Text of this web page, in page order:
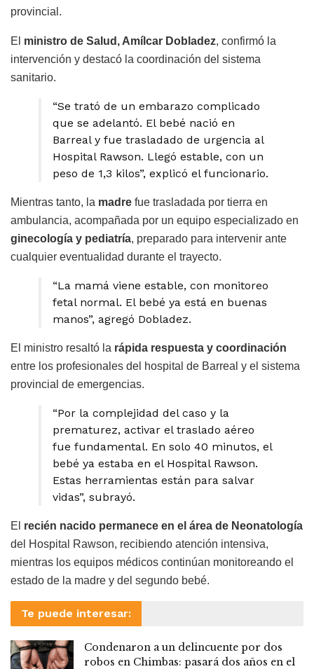
provincial.
El ministro de Salud, Amílcar Dobladez, confirmó la
intervención y destacó la coordinación del sistema
sanitario.
“Se trató de un embarazo complicado
que se adelantó. El bebé nació en
Barreal y fue trasladado de urgencia al
Hospital Rawson. Llegó estable, con un
peso de 1,3 kilos”, explicó el funcionario.
Mientras tanto, la madre fue trasladada por tierra en
ambulancia, acompañada por un equipo especializado en
ginecología y pediatría, preparado para intervenir ante
cualquier eventualidad durante el trayecto.
“La mamá viene estable, con monitoreo
fetal normal. El bebé ya está en buenas
manos”, agregó Dobladez.
El ministro resaltó la rápida respuesta y coordinación
entre los profesionales del hospital de Barreal y el sistema
provincial de emergencias.
“Por la complejidad del caso y la
prematurez, activar el traslado aéreo
fue fundamental. En solo 40 minutos, el
bebé ya estaba en el Hospital Rawson.
Estas herramientas están para salvar
vidas”, subrayó.
El recién nacido permanece en el área de Neonatología
del Hospital Rawson, recibiendo atención intensiva,
mientras los equipos médicos continúan monitoreando el
estado de la madre y del segundo bebé.
Te puede interesar:
Condenaron a un delincuente por dos
robos en Chimbas: pasará dos años en el